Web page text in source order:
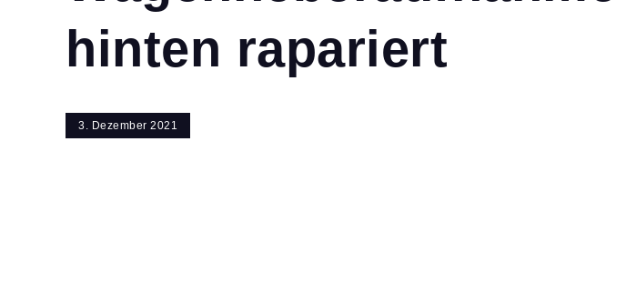
hinten rapariert
3. Dezember 2021